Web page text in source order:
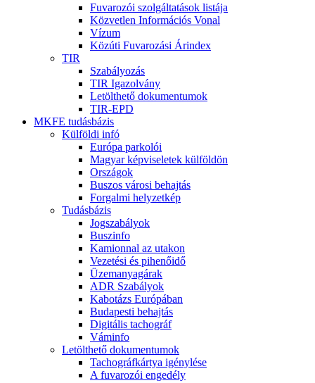
Fuvarozói szolgáltatások listája
Közvetlen Információs Vonal
Vízum
Közúti Fuvarozási Árindex
TIR
Szabályozás
TIR Igazolvány
Letölthető dokumentumok
TIR-EPD
MKFE tudásbázis
Külföldi infó
Európa parkolói
Magyar képviseletek külföldön
Országok
Buszos városi behajtás
Forgalmi helyzetkép
Tudásbázis
Jogszabályok
Buszinfo
Kamionnal az utakon
Vezetési és pihenőidő
Üzemanyagárak
ADR Szabályok
Kabotázs Európában
Budapesti behajtás
Digitális tachográf
Váminfo
Letölthető dokumentumok
Tachográfkártya igénylése
A fuvarozói engedély